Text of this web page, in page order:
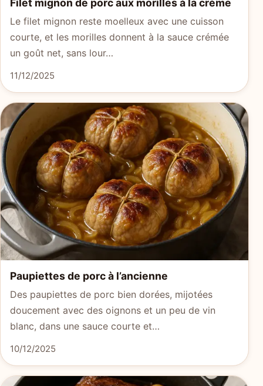
Filet mignon de porc aux morilles à la crème
Le filet mignon reste moelleux avec une cuisson
courte, et les morilles donnent à la sauce crémée
un goût net, sans lour…
11/12/2025
Paupiettes de porc à l’ancienne
Des paupiettes de porc bien dorées, mijotées
doucement avec des oignons et un peu de vin
blanc, dans une sauce courte et…
10/12/2025